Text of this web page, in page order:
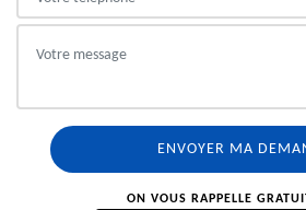
ON VOUS RAPPELLE